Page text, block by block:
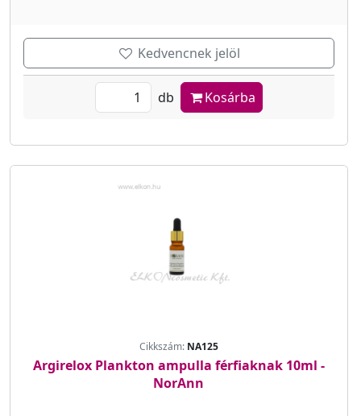
Kedvencnek jelöl
db Kosárba
Cikkszám: NA125
Argirelox Plankton ampulla férfiaknak 10ml -
NorAnn